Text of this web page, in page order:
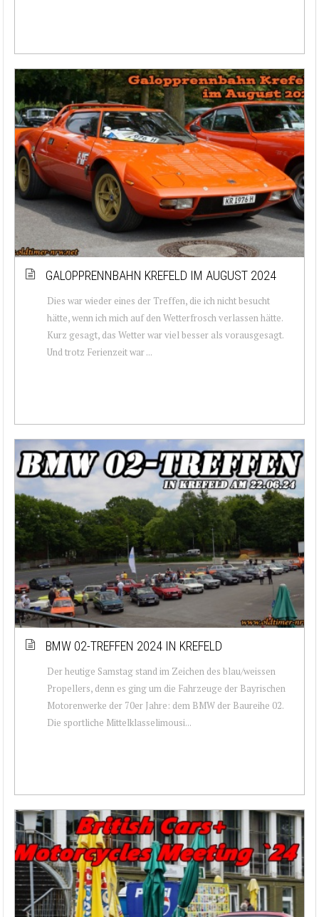
GALOPPRENNBAHN KREFELD IM AUGUST 2024
Dies war wieder eines der Treffen, die ich nicht besucht
hätte, wenn ich mich auf den Wetterfrosch verlassen hätte.
Kurz gesagt, das Wetter war viel besser als vorausgesagt.
Und trotz Ferienzeit war ...
BMW 02-TREFFEN 2024 IN KREFELD
Der heutige Samstag stand im Zeichen des blau/weissen
Propellers, denn es ging um die Fahrzeuge der Bayrischen
Motorenwerke der 70er Jahre: dem BMW der Baureihe 02.
Die sportliche Mittelklasselimousi...